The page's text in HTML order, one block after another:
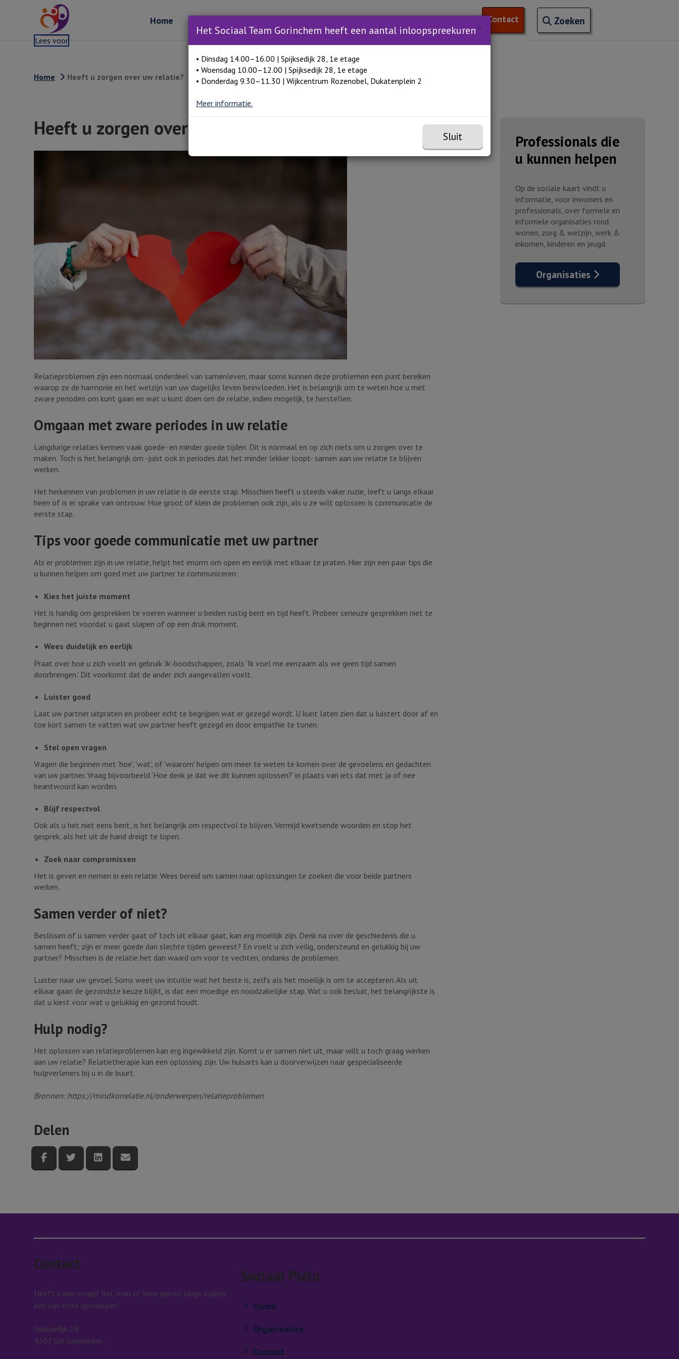
Home Toon meer menu items van 'Trainingen'
Contact Zoeken
Lees voor
Zoeken
Zoeken naar ingevoerde termen
Home Heeft u zorgen over uw relatie?
Heeft u zorgen over uw relatie?
Relatieproblemen zijn een normaal onderdeel van samenleven, maar soms kunnen deze problemen een punt bereiken
waarop ze de harmonie en het welzijn van uw dagelijks leven beïnvloeden. Het is belangrijk om te weten hoe u met
zware perioden om kunt gaan en wat u kunt doen om de relatie, indien mogelijk, te herstellen.
Omgaan met zware periodes in uw relatie
Langdurige relaties kennen vaak goede- en minder goede tijden. Dit is normaal en op zich niets om u zorgen over te
maken. Toch is het belangrijk om -juist ook in periodes dat het minder lekker loopt- samen aan uw relatie te blijven
werken.
Het herkennen van problemen in uw relatie is de eerste stap. Misschien heeft u steeds vaker ruzie, leeft u langs elkaar
heen of is er sprake van ontrouw. Hoe groot of klein de problemen ook zijn, als u ze wilt oplossen is communicatie de
eerste stap.
Tips voor goede communicatie met uw partner
Als er problemen zijn in uw relatie, helpt het enorm om open en eerlijk met elkaar te praten. Hier zijn een paar tips die
u kunnen helpen om goed met uw partner te communiceren:
Kies het juiste moment
Het is handig om gesprekken te voeren wanneer u beiden rustig bent en tijd heeft. Probeer serieuze gesprekken niet te
beginnen net voordat u gaat slapen of op een druk moment.
Wees duidelijk en eerlijk
Praat over hoe u zich voelt en gebruik 'ik'-boodschappen, zoals ‘Ik voel me eenzaam als we geen tijd samen
doorbrengen.’ Dit voorkomt dat de ander zich aangevallen voelt.
Luister goed
Laat uw partner uitpraten en probeer echt te begrijpen wat er gezegd wordt. U kunt laten zien dat u luistert door af en
toe kort samen te vatten wat uw partner heeft gezegd en door empathie te tonen.
Stel open vragen
Vragen die beginnen met 'hoe', 'wat', of 'waarom' helpen om meer te weten te komen over de gevoelens en gedachten
van uw partner. Vraag bijvoorbeeld ‘Hoe denk je dat we dit kunnen oplossen?’ in plaats van iets dat met ja of nee
beantwoord kan worden.
Blijf respectvol
Ook als u het niet eens bent, is het belangrijk om respectvol te blijven. Vermijd kwetsende woorden en stop het
gesprek, als het uit de hand dreigt te lopen.
Zoek naar compromissen
Het is geven en nemen in een relatie. Wees bereid om samen naar oplossingen te zoeken die voor beide partners
werken.
Samen verder of niet?
Beslissen of u samen verder gaat of toch uit elkaar gaat, kan erg moeilijk zijn. Denk na over de geschiedenis die u
samen heeft; zijn er meer goede dan slechte tijden geweest? En voelt u zich veilig, ondersteund en gelukkig bij uw
partner? Misschien is de relatie het dan waard om voor te vechten, ondanks de problemen.
Luister naar uw gevoel. Soms weet uw intuïtie wat het beste is, zelfs als het moeilijk is om te accepteren. Als uit
elkaar gaan de gezondste keuze blijkt, is dat een moedige en noodzakelijke stap. Wat u ook besluit, het belangrijkste is
dat u kiest voor wat u gelukkig en gezond houdt.
Hulp nodig?
Het oplossen van relatieproblemen kan erg ingewikkeld zijn. Komt u er samen niet uit, maar wilt u toch graag werken
aan uw relatie? Relatietherapie kan een oplossing zijn. Uw huisarts kan u doorverwijzen naar gespecialiseerde
hulpverleners bij u in de buurt.
Bronnen: https://mindkorrelatie.nl/onderwerpen/relatieproblemen
Delen
Deel deze pagina via Facebook
Deel deze pagina via Twitter
Deel deze pagina via LinkedIn
Professionals die
u kunnen helpen
Op de sociale kaart vindt u
informatie, voor inwoners en
professionals, over formele en
informele organisaties rond
wonen, zorg & welzijn, werk &
inkomen, kinderen en jeugd.
Organisaties
Contact
Heeft u een vraag? Bel, mail of kom gerust langs tijdens
een van onze spreekuren!
Spijksedijk 28
4207 GN Gorinchem
Sociaal Plein
Home
Organisaties
Contact
×
Het Sociaal Team Gorinchem heeft een aantal inloopspreekuren
• Dinsdag 14.00–16.00 | Spijksedijk 28, 1e etage
• Woensdag 10.00–12.00 | Spijksedijk 28, 1e etage
• Donderdag 9.30–11.30 | Wijkcentrum Rozenobel, Dukatenplein 2
Meer informatie.
Sluit